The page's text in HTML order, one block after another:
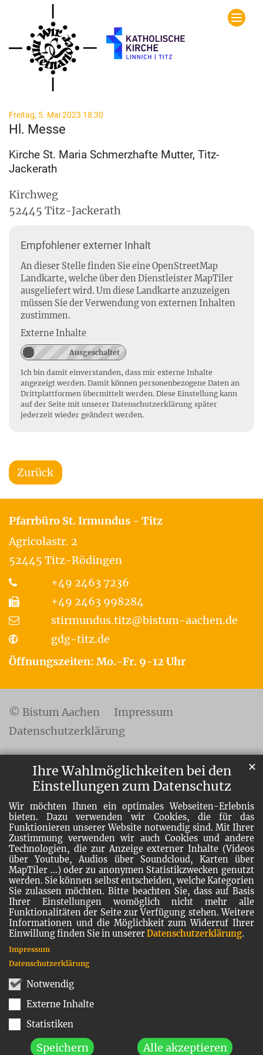
Ihre Wahlmöglichkeiten bei den
Einstellungen zum Datenschutz
Wir möchten Ihnen ein optimales Webseiten-Erlebnis
bieten. Dazu verwenden wir Cookies, die für das
Funktionieren unserer Website notwendig sind. Mit Ihrer
Zustimmung verwenden wir auch Cookies und andere
Technologien, die zur Anzeige externer Inhalte (Videos
über Youtube, Audios über Soundcloud, Karten über
MapTiler ...) oder zu anonymen Statistikzwecken genutzt
werden. Sie können selbst entscheiden, welche Kategorien
Sie zulassen möchten. Bitte beachten Sie, dass auf Basis
Ihrer Einstellungen womöglich nicht mehr alle
Funktionalitäten der Seite zur Verfügung stehen. Weitere
Informationen und die Möglichkeit zum Widerruf Ihrer
Einwillung finden Sie in unsererDatenschutzerklärung.
Notwendig
Externe Inhalte
Statistiken
Speichern Alle akzeptieren
✕
Impressum
Datenschutzerklärung
Zum Inhalt springen
Freitag, 5. Mai 2023 18:30
Hl. Messe
Kirche St. Maria Schmerzhafte Mutter, Titz-
Jackerath
Kirchweg
52445 Titz-Jackerath
Empfohlener externer Inhalt
An dieser Stelle finden Sie eine OpenStreetMap
Landkarte, welche über den Dienstleister MapTiler
ausgeliefert wird. Um diese Landkarte anzuzeigen
müssen Sie der Verwendung von externen Inhalten
zustimmen.
Externe Inhalte
Ich bin damit einverstanden, dass mir externe Inhalte
angezeigt werden. Damit können personenbezogene Daten an
Drittplattformen übermittelt werden. Diese Einstellung kann
auf der Seite mit unserer Datenschutzerklärung später
jederzeit wieder geändert werden.
Zurück
Pfarrbüro St. Irmundus - Titz
Agricolastr. 2
52445 Titz-Rödingen
+49 2463 7236
+49 2463 998284
stirmundus.titz@bistum-aachen.de
gdg-titz.de
Öffnungszeiten: Mo.-Fr. 9-12 Uhr
© Bistum Aachen
Impressum
Datenschutzerklärung